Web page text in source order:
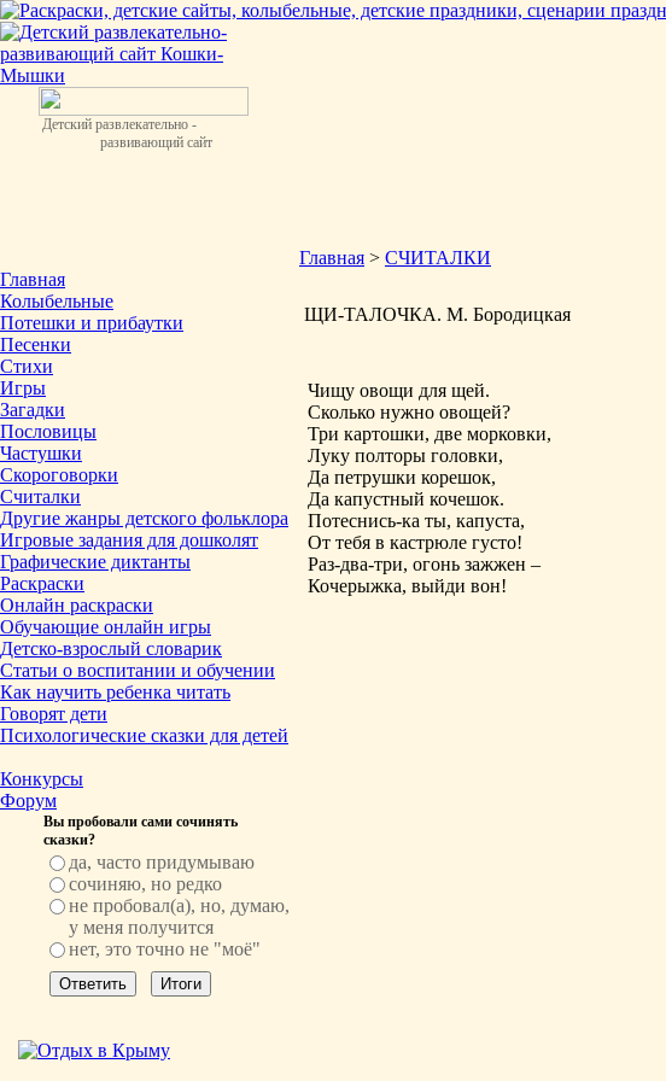
Детский развлекательно -
развивающий сайт
Главная
Колыбельные
Потешки и прибаутки
Песенки
Стихи
Игры
Загадки
Пословицы
Частушки
Скороговорки
Считалки
Другие жанры детского фольклора
Игровые задания для дошколят
Графические диктанты
Раскраски
Онлайн раскраски
Обучающие онлайн игры
Детско-взрослый словарик
Статьи о воспитании и обучении
Как научить ребенка читать
Говорят дети
Психологические сказки для детей
Конкурсы
Форум
Вы пробовали сами сочинять
сказки?
да, часто придумываю
сочиняю, но редко
не пробовал(а), но, думаю,
у меня получится
нет, это точно не "моё"
Главная > СЧИТАЛКИ
ЩИ-ТАЛОЧКА. М. Бородицкая
Чищу овощи для щей.
Сколько нужно овощей?
Три картошки, две морковки,
Луку полторы головки,
Да петрушки корешок,
Да капустный кочешок.
Потеснись-ка ты, капуста,
От тебя в кастрюле густо!
Раз-два-три, огонь зажжен –
Кочерыжка, выйди вон!